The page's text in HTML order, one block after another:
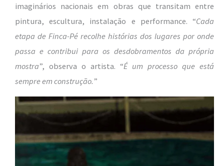
imaginários nacionais em obras que transitam entre
pintura, escultura, instalação e performance. “Cada
etapa de Finca-Pé recolhe histórias dos lugares por onde
passa e contribui para os desdobramentos da própria
mostra”, observa o artista. “É um processo que está
sempre em construção.”